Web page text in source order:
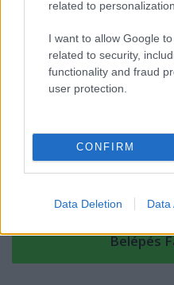
related to personalization.
I want to allow Google
related to security,
functionality and fraud
user protection.
CONFIRM
Data Deletion Data